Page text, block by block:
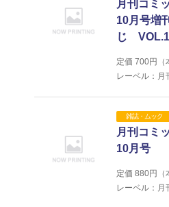
月刊コ
10月号増
じ
定価 700円（
レーベル：月
雑誌・ムック
月刊コ
10月号
定価 880円（
レーベル：月